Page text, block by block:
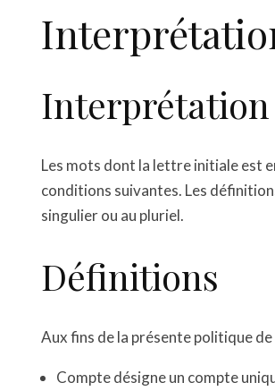
Interprétation
Les mots dont la lettre initiale est
conditions suivantes. Les
singulier ou au pluriel.
Définitions
Aux fins de la présente politique
Compte désigne un compte